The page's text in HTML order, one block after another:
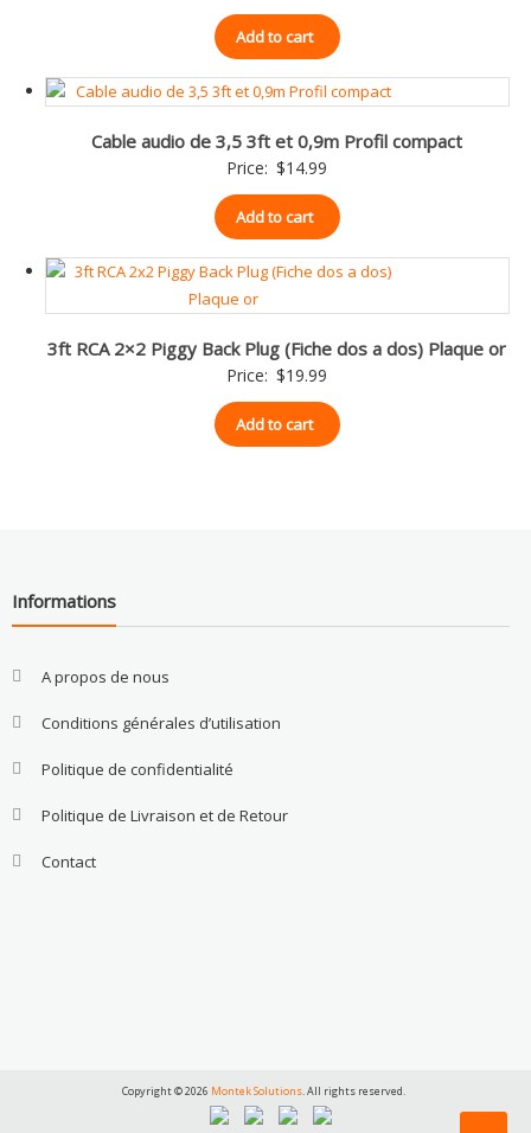
Add to cart
Cable audio de 3,5 3ft et 0,9m Profil compact
Price: $14.99
Add to cart
3ft RCA 2×2 Piggy Back Plug (Fiche dos a dos) Plaque or
Price: $19.99
Add to cart
Informations
A propos de nous
Conditions générales d’utilisation
Politique de confidentialité
Politique de Livraison et de Retour
Contact
Copyright © 2026 Montek Solutions. All rights reserved.